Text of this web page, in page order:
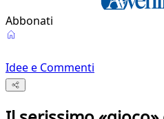
Abbonati
Idee e Commenti